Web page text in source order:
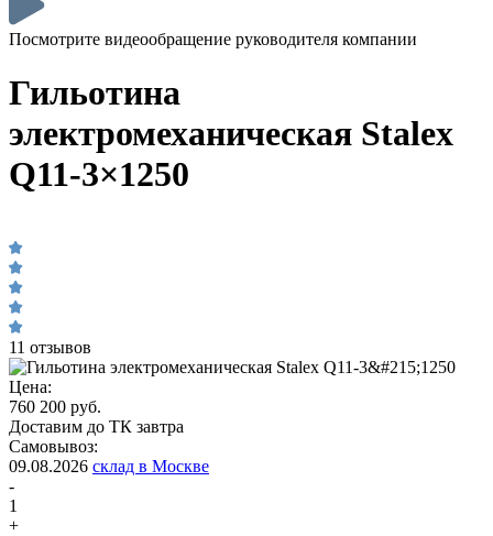
Посмотрите видеообращение руководителя компании
Гильотина
электромеханическая Stalex
Q11-3×1250
11 отзывов
Цена:
760 200 руб.
Доставим до ТК завтра
Самовывоз:
09.08.2026 склад в Москве
-
1
+